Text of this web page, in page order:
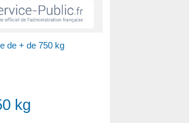
de + de 750 kg
kg